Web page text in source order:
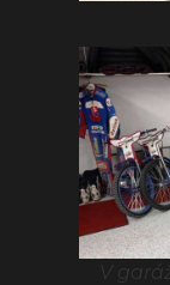
V